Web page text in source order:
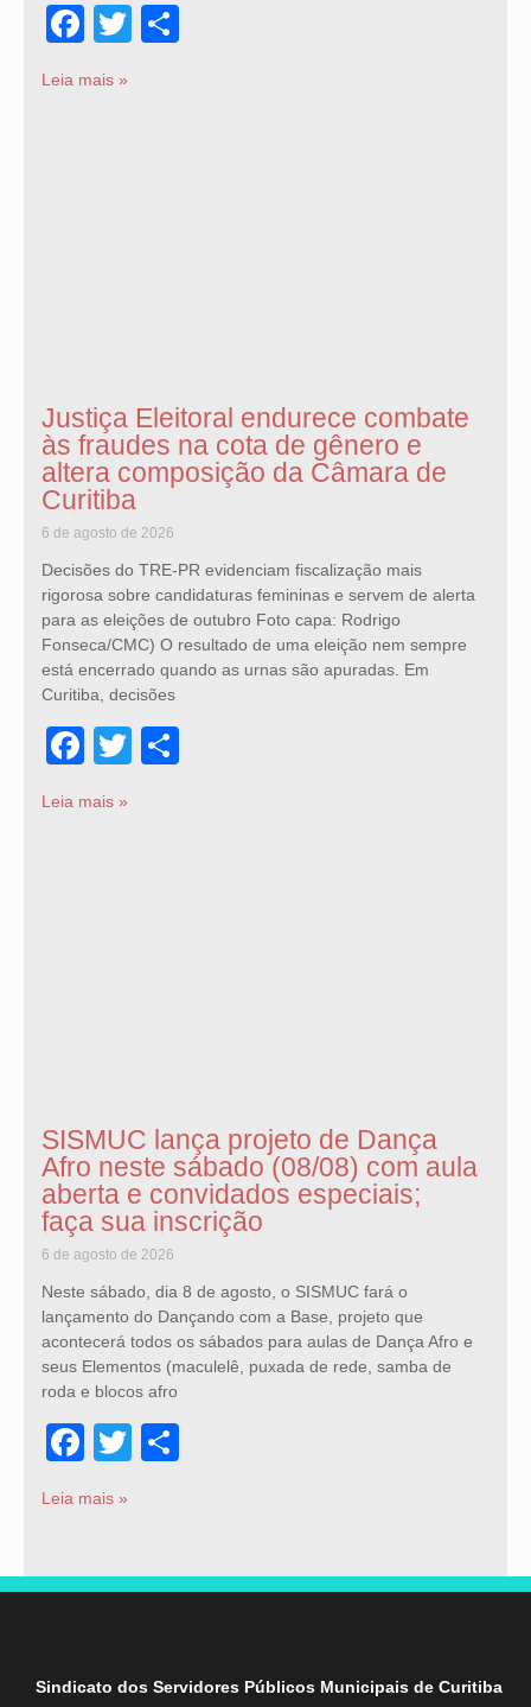
Facebook
Twitter
Leia mais »
Justiça Eleitoral endurece combate
às fraudes na cota de gênero e
altera composição da Câmara de
Curitiba
6 de agosto de 2026
Decisões do TRE-PR evidenciam fiscalização mais
rigorosa sobre candidaturas femininas e servem de alerta
para as eleições de outubro Foto capa: Rodrigo
Fonseca/CMC) O resultado de uma eleição nem sempre
está encerrado quando as urnas são apuradas. Em
Curitiba, decisões
Facebook
Twitter
Leia mais »
SISMUC lança projeto de Dança
Afro neste sábado (08/08) com aula
aberta e convidados especiais;
faça sua inscrição
6 de agosto de 2026
Neste sábado, dia 8 de agosto, o SISMUC fará o
lançamento do Dançando com a Base, projeto que
acontecerá todos os sábados para aulas de Dança Afro e
seus Elementos (maculelê, puxada de rede, samba de
roda e blocos afro
Facebook
Twitter
Leia mais »
Sindicato dos Servidores Públicos Municipais de Curitiba